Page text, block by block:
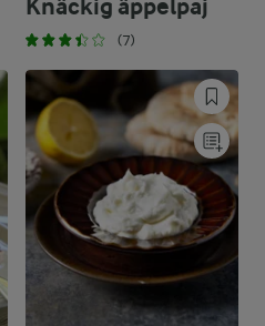
Knäckig äppelpaj
(7)